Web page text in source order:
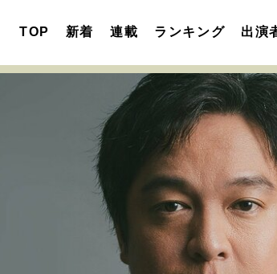
TOP 新着 連載 ランキング 出演
運命を変えた出会い 決断の裏側
表現者の葛藤
人生が動いた日